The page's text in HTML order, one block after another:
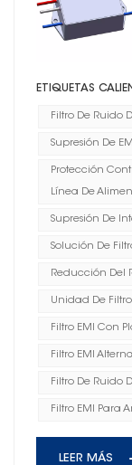
ETIQUETAS
Filtro De Ruido
Supresión De
Protección
Línea De
Supresión De
Solución De
Reducción Del
Unidad De Filtro
Filtro EMI Con
Filtro EMI
Filtro De Ruido
Filtro EMI Para
LEER MÁS